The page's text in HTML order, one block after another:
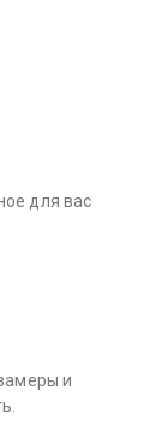
для вас
и